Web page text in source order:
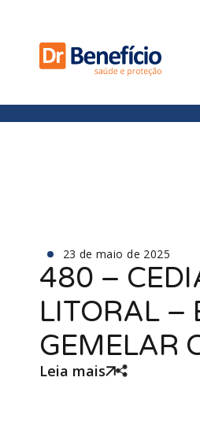
23 de maio de 2025
480 –
LITORAL –
GEMELAR
Leia mais